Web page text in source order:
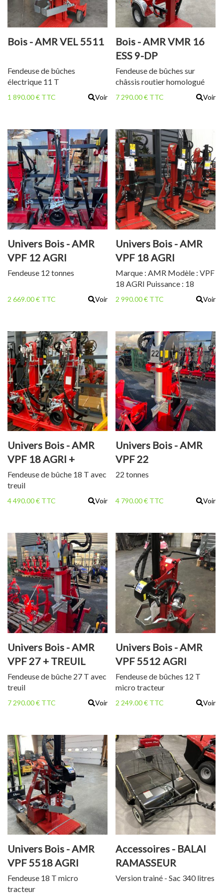
tonte Déflecteur [...]
Bois - AMR VEL 5511
Fendeuse de bûches
électrique 11 T
1 890.00 € TTC Voir
Bois - AMR VMR 16
ESS 9-DP
Fendeuse de bûches sur
châssis routier homologué
route
7 290.00 € TTC Voir
Univers Bois - AMR
VPF 12 AGRI
Fendeuse 12 tonnes
2 669.00 € TTC Voir
Univers Bois - AMR
VPF 18 AGRI
Marque : AMR Modèle : VPF
18 AGRI Puissance : 18
tonnes Poids : 360 kg 108 cm
de dégagement 2 vitesses de
rapport Qualité/Prix État
neuf Garantie 2 ans TVA
récupérable Prix : 2990 €
TTC soit 2491,67 € HT
2 990.00 € TTC Voir
Univers Bois - AMR
VPF 18 AGRI +
TREUIL
Fendeuse de bûche 18 T avec
treuil
4 490.00 € TTC Voir
Univers Bois - AMR
VPF 22
22 tonnes
4 790.00 € TTC Voir
Univers Bois - AMR
VPF 27 + TREUIL
Fendeuse de bûche 27 T avec
treuil
7 290.00 € TTC Voir
Univers Bois - AMR
VPF 5512 AGRI
Fendeuse de bûches 12 T
micro tracteur
2 249.00 € TTC Voir
Univers Bois - AMR
VPF 5518 AGRI
Fendeuse 18 T micro
tracteur
Accessoires - BALAI
RAMASSEUR
Version trainé - Sac 340 litres